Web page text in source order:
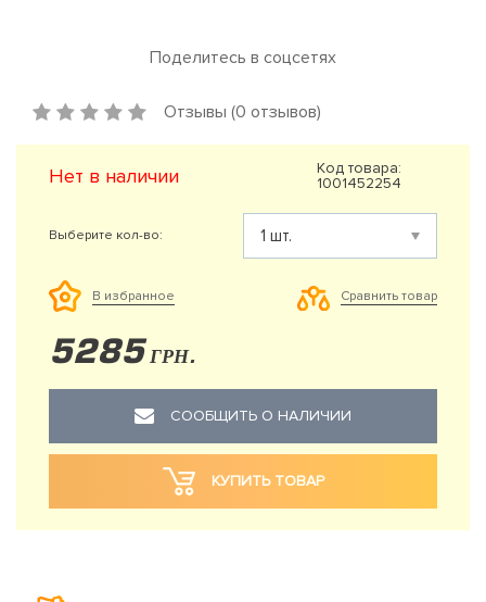
Поделитесь в соцсетях
Отзывы (0 отзывов)
Нет в наличии
Код товара:
1001452254
Выберите кол-во:
В избранное Сравнить товар
5285 ГРН.
СООБЩИТЬ О НАЛИЧИИ
КУПИТЬ ТОВАР